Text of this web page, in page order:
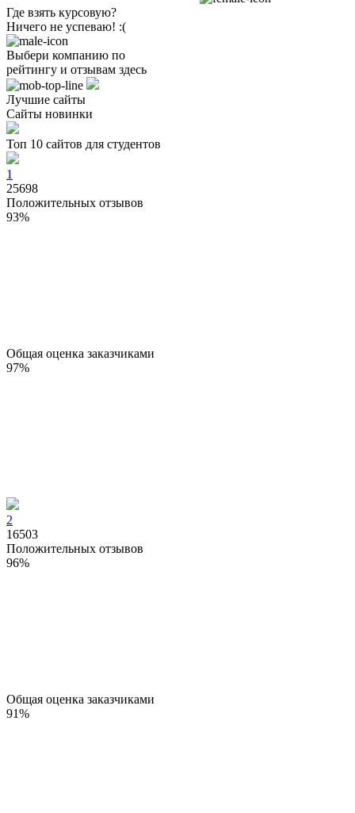
Где взять курсовую?
Ничего не успеваю! :(
Выбери компанию по
рейтингу и отзывам здесь
Лучшие сайты
Сайты новинки
Топ 10 сайтов для студентов
1
25698
Положительных отзывов
93%
Общая оценка заказчиками
97%
2
16503
Положительных отзывов
96%
Общая оценка заказчиками
91%